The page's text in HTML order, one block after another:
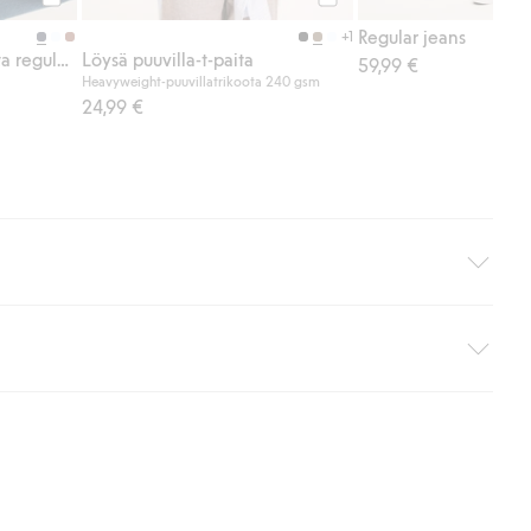
Osta
+1
Löysä puuvilla-t-paita
Heavyweight-puuvillatrikoota 240 gsm
24,99 €
Regular jeans
59,99 €
(ei koske kotiinkuljetusta). Toimituskulut